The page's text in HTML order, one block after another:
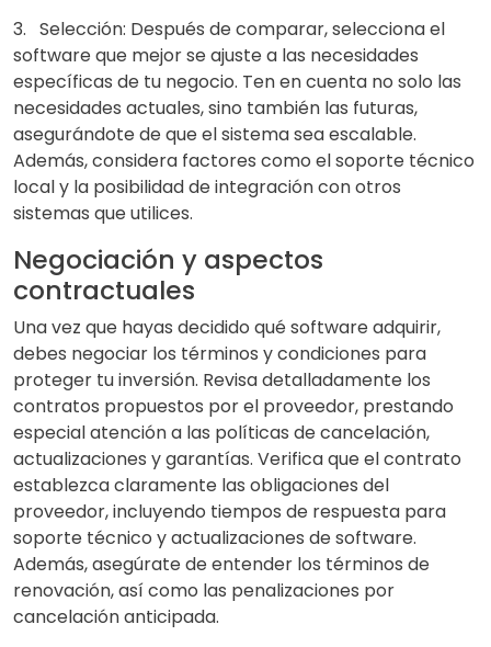
3. Selección: Después de comparar, selecciona el
software que mejor se ajuste a las necesidades
específicas de tu negocio. Ten en cuenta no solo las
necesidades actuales, sino también las futuras,
asegurándote de que el sistema sea escalable.
Además, considera factores como el soporte técnico
local y la posibilidad de integración con otros
sistemas que utilices.
Negociación y aspectos
contractuales
Una vez que hayas decidido qué software adquirir,
debes negociar los términos y condiciones para
proteger tu inversión. Revisa detalladamente los
contratos propuestos por el proveedor, prestando
especial atención a las políticas de cancelación,
actualizaciones y garantías. Verifica que el contrato
establezca claramente las obligaciones del
proveedor, incluyendo tiempos de respuesta para
soporte técnico y actualizaciones de software.
Además, asegúrate de entender los términos de
renovación, así como las penalizaciones por
cancelación anticipada.